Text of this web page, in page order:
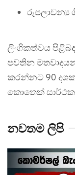
රූපලාවන්‍ය
ලිංගිකත්වය
පවතින
කරන්නට 90
කොතෙක් සාර්ථක
නවතම ලිපි